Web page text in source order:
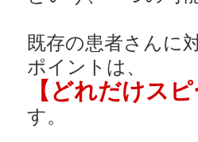
既存の患者さんに
ポイントは、
【どれだけス
す。